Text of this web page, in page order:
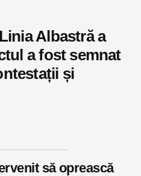
Albastră a
a fost semnat
și
să oprească